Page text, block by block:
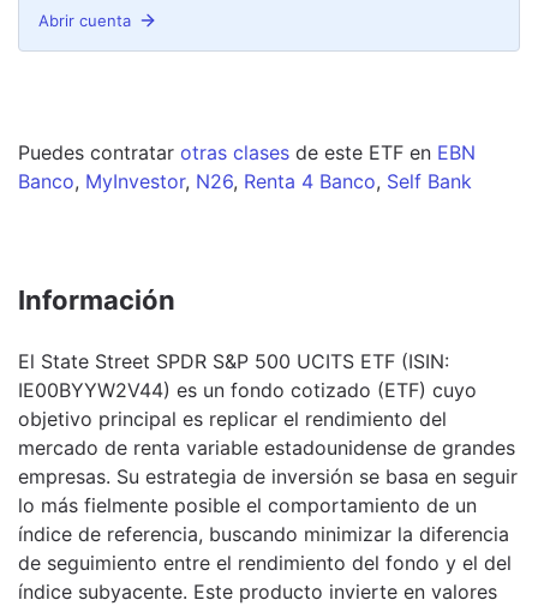
Abrir cuenta
Puedes contratar otras clases de este ETF en EBN
Banco, MyInvestor, N26, Renta 4 Banco, Self Bank
Información
El State Street SPDR S&P 500 UCITS ETF (ISIN:
IE00BYYW2V44) es un fondo cotizado (ETF) cuyo
objetivo principal es replicar el rendimiento del
mercado de renta variable estadounidense de grandes
empresas. Su estrategia de inversión se basa en seguir
lo más fielmente posible el comportamiento de un
índice de referencia, buscando minimizar la diferencia
de seguimiento entre el rendimiento del fondo y el del
índice subyacente. Este producto invierte en valores